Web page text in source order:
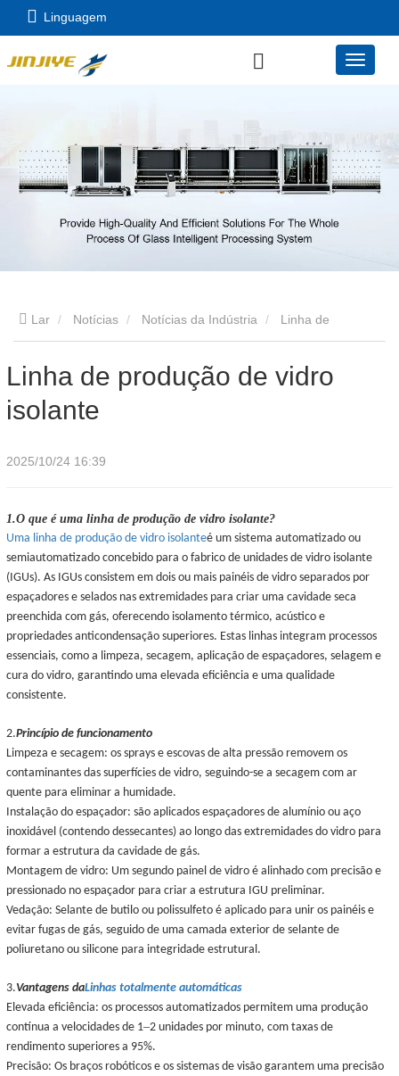
Linguagem
Lar Notícias Notícias da Indústria
Linha de produção de vidro
isolante
2025/10/24 16:39
1.O que é uma linha de produção de vidro isolante?
Uma linha de produção de vidro isolanteé um sistema automatizado ou
semiautomatizado concebido para o fabrico de unidades de vidro isolante
(IGUs). As IGUs consistem em dois ou mais painéis de vidro separados por
espaçadores e selados nas extremidades para criar uma cavidade seca
preenchida com gás, oferecendo isolamento térmico, acústico e
propriedades anticondensação superiores. Estas linhas integram processos
essenciais, como a limpeza, secagem, aplicação de espaçadores, selagem e
cura do vidro, garantindo uma elevada eficiência e uma qualidade
consistente.
2.Princípio de funcionamento
Limpeza e secagem: os sprays e escovas de alta pressão removem os
contaminantes das superfícies de vidro, seguindo-se a secagem com ar
quente para eliminar a humidade.
Instalação do espaçador: são aplicados espaçadores de alumínio ou aço
inoxidável (contendo dessecantes) ao longo das extremidades do vidro para
formar a estrutura da cavidade de gás.
Montagem de vidro: Um segundo painel de vidro é alinhado com precisão e
pressionado no espaçador para criar a estrutura IGU preliminar.
Vedação: Selante de butilo ou polissulfeto é aplicado para unir os painéis e
evitar fugas de gás, seguido de uma camada exterior de selante de
poliuretano ou silicone para integridade estrutural.
3.Vantagens daLinhas totalmente automáticas
Elevada eficiência: os processos automatizados permitem uma produção
contínua a velocidades de 1–2 unidades por minuto, com taxas de
rendimento superiores a 95%.
Precisão: Os braços robóticos e os sistemas de visão garantem uma precisão